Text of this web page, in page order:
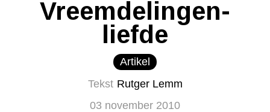
Vreemdelingen-
liefde
Artikel
Tekst Rutger Lemm
03 november 2010